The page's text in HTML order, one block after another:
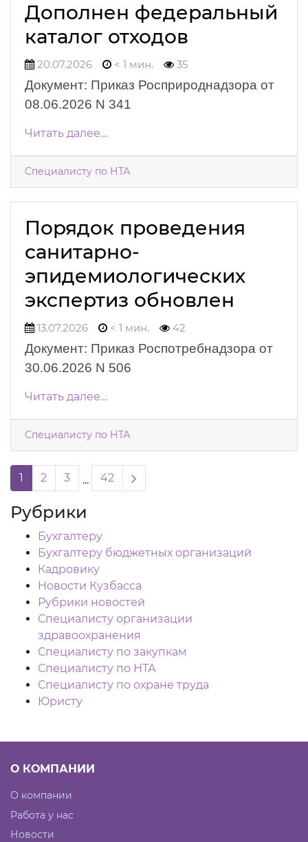
Дополнен федеральный
каталог отходов
20.07.2026 < 1 мин. 35
Документ: Приказ Росприроднадзора от
08.06.2026 N 341
Читать далее…
Специалисту по НТА
Порядок проведения
санитарно-
эпидемиологических
экспертиз обновлен
13.07.2026 < 1 мин. 42
Документ: Приказ Роспотребнадзора от
30.06.2026 N 506
Читать далее…
Специалисту по НТА
1 2 3 ... 42
Рубрики
Бухгалтеру
Бухгалтеру бюджетных организаций
Кадровику
Новости Кузбасса
Рубрики новостей
Специалисту организации
здравоохранения
Специалисту по закупкам
Специалисту по НТА
Специалисту по охране труда
Юристу
О КОМПАНИИ
О компании
Работа у нас
Новости